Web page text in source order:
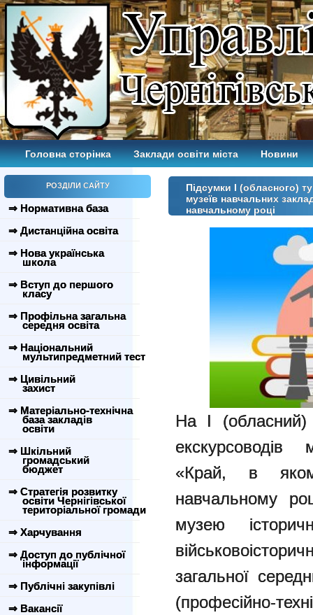
Головна сторінка Заклади освіти міста Новини
РОЗДІЛИ САЙТУ
⇒ Нормативна база
⇒ Дистанційна освіта
⇒ Нова українська
школа
⇒ Вступ до першого
класу
⇒ Профільна загальна
середня освіта
⇒ Національний
мультипредметний тест
⇒ Цивільний
захист
⇒ Матеріально-технічна
база закладів
освіти
⇒ Шкільний
громадський
бюджет
⇒ Стратегія розвитку
освіти Чернігівської
територіальної громади
⇒ Харчування
⇒ Доступ до публічної
інформації
⇒ Публічні закупівлі
⇒ Вакансії
Підсумки І (обласного)
музеїв навчальних
навчальному році
На І (обласний)
екскурсоводів
«Край, в
навчальному
музею
загальної
(професійно-